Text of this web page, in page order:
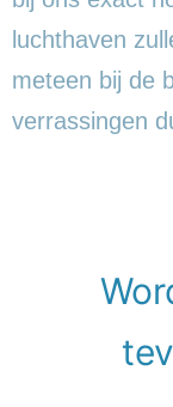
luchthaven
meteen bij de
verrassingen